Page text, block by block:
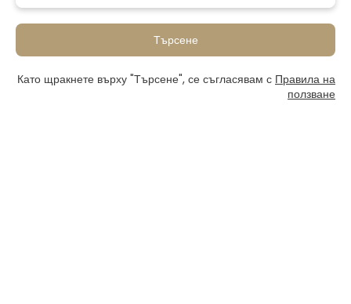
Търсене
Като щракнете върху "Търсене", се съгласявам с Правила на
ползване